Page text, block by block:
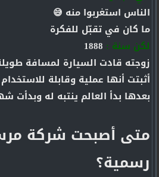
الناس استغربوا منه 😅
ما كان في تقبّل للفكرة
لكن سنة :
زوجته قادت السيارة لمسافة
أثبتت أنها عملية وقابلة للاستخدام
بعدها بدأ العالم ينتبه له وبدأت
متى أصبحت شركة
رسمية؟